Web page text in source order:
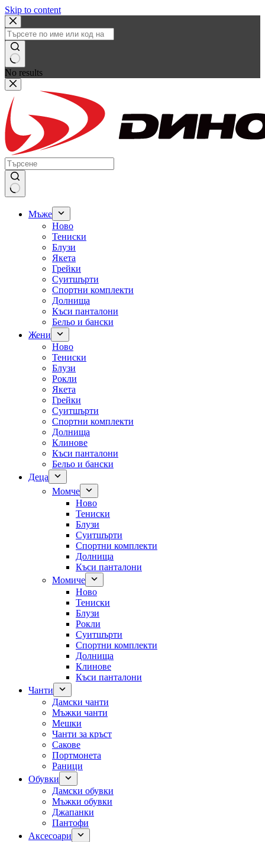
Skip to content
No results
Мъже
Ново
Тениски
Блузи
Якета
Грейки
Суитшърти
Спортни комплекти
Долнища
Къси панталони
Бельо и бански
Жени
Ново
Тениски
Блузи
Рокли
Якета
Грейки
Суитшърти
Спортни комплекти
Долнища
Клинове
Къси панталони
Бельо и бански
Деца
Момче
Ново
Тениски
Блузи
Суитшърти
Спортни комплекти
Долнища
Къси панталони
Момиче
Ново
Тениски
Блузи
Рокли
Суитшърти
Спортни комплекти
Долнища
Клинове
Къси панталони
Чанти
Дамски чанти
Мъжки чанти
Мешки
Чанти за кръст
Сакове
Портмонета
Раници
Обувки
Дамски обувки
Мъжки обувки
Джапанки
Пантофи
Аксесоари